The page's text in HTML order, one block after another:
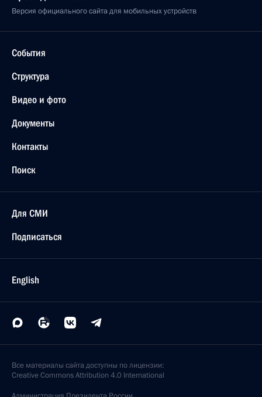
Версия официального сайта для мобильных устройств
События
Структура
Видео и фото
Документы
Контакты
Поиск
Для СМИ
Подписаться
English
Все материалы сайта доступны по лицензии:
Creative Commons Attribution 4.0 International